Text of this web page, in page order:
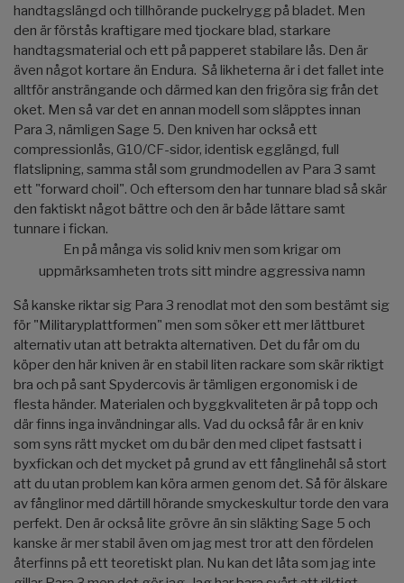
handtagslängd och tillhörande puckelrygg på bladet. Men
den är förstås kraftigare med tjockare blad, starkare
handtagsmaterial och ett på papperet stabilare lås. Den är
även något kortare än Endura. Så likheterna är i det fallet inte
alltför ansträngande och därmed kan den frigöra sig från det
oket. Men så var det en annan modell som släpptes innan
Para 3, nämligen Sage 5. Den kniven har också ett
compressionlås, G10/CF-sidor, identisk egglängd, full
flatslipning, samma stål som grundmodellen av Para 3 samt
ett "forward choil". Och eftersom den har tunnare blad så skär
den faktiskt något bättre och den är både lättare samt
tunnare i fickan.
En på många vis solid kniv men som krigar om
uppmärksamheten trots sitt mindre aggressiva namn
Så kanske riktar sig Para 3 renodlat mot den som bestämt sig
för "Militaryplattformen" men som söker ett mer lättburet
alternativ utan att betrakta alternativen. Det du får om du
köper den här kniven är en stabil liten rackare som skär riktigt
bra och på sant Spydercovis är tämligen ergonomisk i de
flesta händer. Materialen och byggkvaliteten är på topp och
där finns inga invändningar alls. Vad du också får är en kniv
som syns rätt mycket om du bär den med clipet fastsatt i
byxfickan och det mycket på grund av ett fånglinehål så stort
att du utan problem kan köra armen genom det. Så för älskare
av fånglinor med därtill hörande smyckeskultur torde den vara
perfekt. Den är också lite grövre än sin släkting Sage 5 och
kanske är mer stabil även om jag mest tror att den fördelen
återfinns på ett teoretiskt plan. Nu kan det låta som jag inte